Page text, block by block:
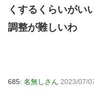
くするくらいがい
調整が難しいわ
685: 名無しさん 2023/07/